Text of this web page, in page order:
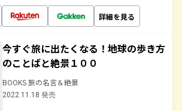
詳細を見る
今すぐ旅に出たくなる！地球の歩き方
のことばと絶景１００
BOOKS 旅の名言＆絶景
2022.11.18 発売